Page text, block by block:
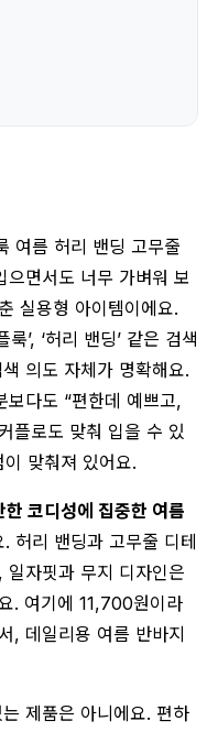
여름 허리 밴딩 고무줄
면서도 너무 가벼워 보
실용형 아이템이에요.
룩’, ‘허리 밴딩’ 같은 검색
의도 자체가 명확해요.
다도 “편한데 예쁘고,
플로도 맞춰 입을 수 있
맞춰져 있어요.
한 코디성에 집중한 여름
허리 밴딩과 고무줄 디테
자핏과 무지 디자인은
. 여기에 11,700원이라
, 데일리용 여름 반바지
제품은 아니에요. 편하